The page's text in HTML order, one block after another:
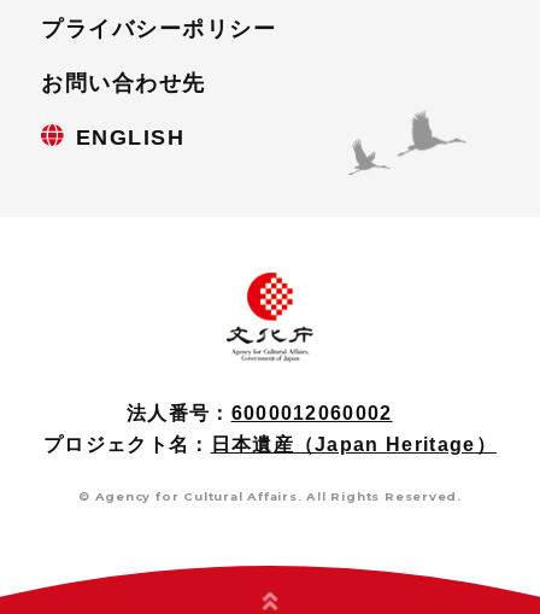
プライバシーポリシー
お問い合わせ先
ENGLISH
法人番号： 6000012060002
プロジェクト名：
日本遺産（Japan Heritage）
© Agency for Cultural Affairs. All Rights Reserved.